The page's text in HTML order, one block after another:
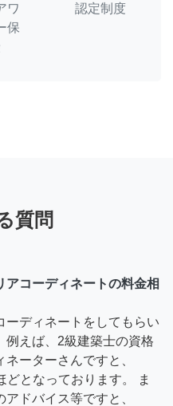
ワ
保
認定制度
質問
アコーディネートの料金相
ーディネートをしてもらい
例えば、2級建築士の資格
ーターさんですと、
どとなっております。 ま
ドバイス等ですと、